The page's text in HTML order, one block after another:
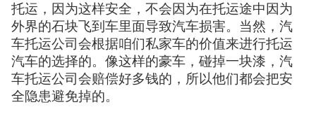
托运，因为这样安全，不会因为在托运途中因为
外界的石块飞到车里面导致汽车损害。当然，汽
车托运公司会根据咱们私家车的价值来进行托运
汽车的选择的。像这样的豪车，碰掉一块漆，汽
车托运公司会赔偿好多钱的，所以他们都会把安
全隐患避免掉的。